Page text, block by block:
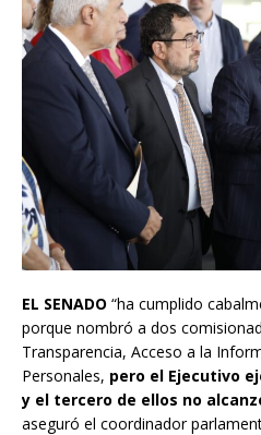
EL SENADO “ha cumplido
porque nombró a dos
Transparencia, Acceso a la
Personales, pero el Ejecutivo
y el tercero de ellos no
aseguró el coordinador